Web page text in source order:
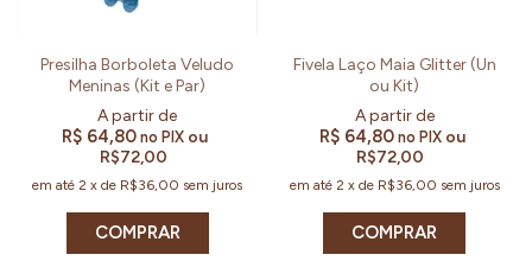
Presilha Borboleta Veludo
Meninas (Kit e Par)
R$ 64,80 no PIX ou
R$72,00
em até2 xde R$36,00 sem juros
COMPRAR
Fivela Laço Maia Glitter (Un
ou Kit)
R$ 64,80no PIX ou
R$72,00
em até 2 x de R$36,00 sem juros
COMPRAR